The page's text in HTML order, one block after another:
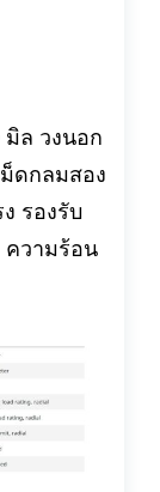
มิล วงนอก
ดกลมสอง
รองรับ
ความร้อน